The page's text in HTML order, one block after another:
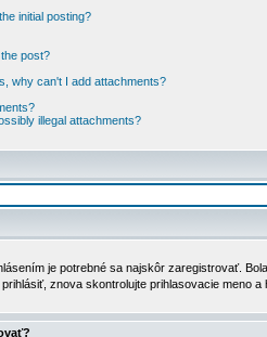
initial posting?
post?
why can't I add attachments?
illegal attachments?
je potrebné sa najskôr zaregistrovať.
znova skontrolujte prihlasovacie meno